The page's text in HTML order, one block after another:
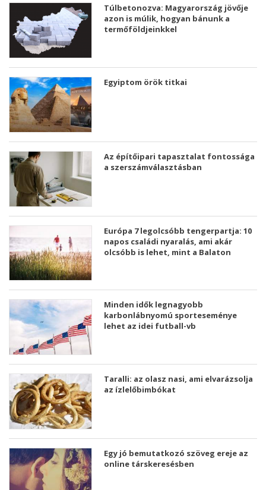
Túlbetonozva: Magyarország jövője
azon is múlik, hogyan bánunk a
termőföldjeinkkel
Egyiptom örök titkai
Az építőipari tapasztalat fontossága
a szerszámválasztásban
Európa 7 legolcsóbb tengerpartja: 10
napos családi nyaralás, ami akár
olcsóbb is lehet, mint a Balaton
Minden idők legnagyobb
karbonlábnyomú sporteseménye
lehet az idei futball-vb
Taralli: az olasz nasi, ami elvarázsolja
az ízlelőbimbókat
Egy jó bemutatkozó szöveg ereje az
online társkeresésben